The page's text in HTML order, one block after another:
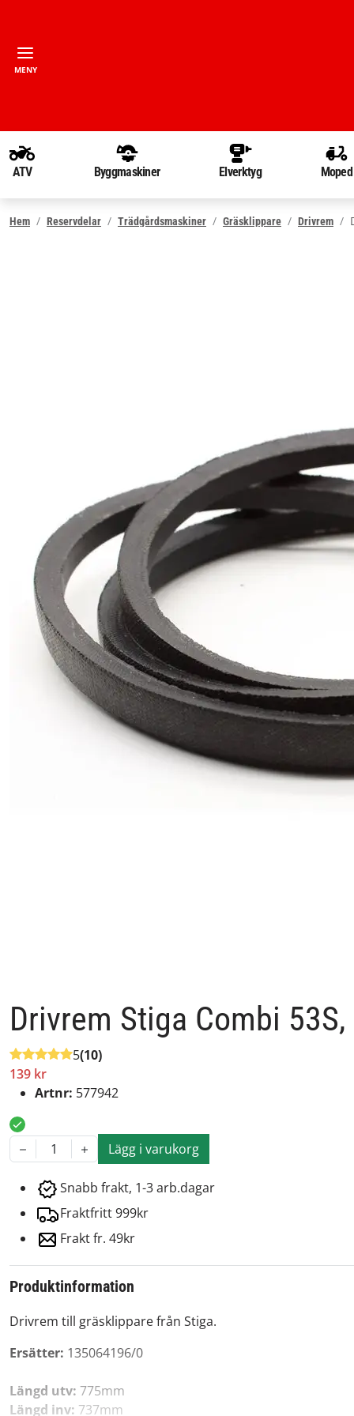
MENY
ATV Byggmaskiner Elverktyg Moped
Hem Reservdelar Trädgårdsmaskiner Gräsklippare Drivrem
Drivrem Stiga Combi
5(10)
139 kr
Artnr: 577942
1 Lägg i varukorg
Snabb frakt, 1-3 arb.dagar
Fraktfritt 999kr
Frakt fr. 49kr
Produktinformation
Drivrem till gräsklippare från Stiga.
Ersätter: 135064196/0
Längd utv: 775mm
Längd inv: 737mm